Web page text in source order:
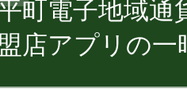
町電子地域通
店アプリの一